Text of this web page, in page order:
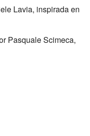
Lavia, inspirada en
Pasquale Scimeca,